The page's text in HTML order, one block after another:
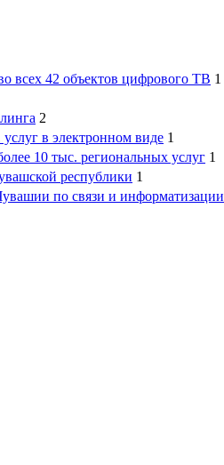
всех 42 объектов цифрового ТВ 1
2
в электронном виде 1
10 тыс. региональных услуг 1
республики 1
по связи и информатизации